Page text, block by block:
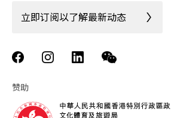
立即订阅以了解最新动态
赞助